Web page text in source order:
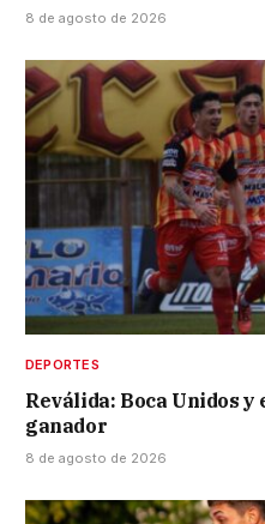
8 de agosto de 2026
DEPORTES
Reválida: Boca Unidos
ganador
8 de agosto de 2026